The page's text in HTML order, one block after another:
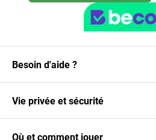
Besoin d'aide ?
Vie privée et sécurité
Où et comment jouer